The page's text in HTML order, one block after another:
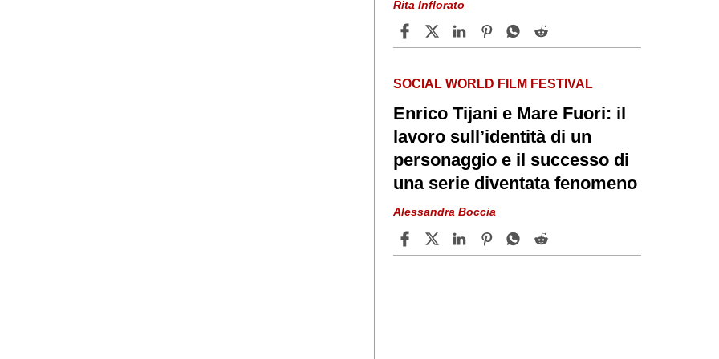
Rita Inflorato
SOCIAL WORLD FILM FESTIVAL
Enrico Tijani e Mare Fuori: il
lavoro sull’identità di un
personaggio e il successo di
una serie diventata fenomeno
Alessandra Boccia